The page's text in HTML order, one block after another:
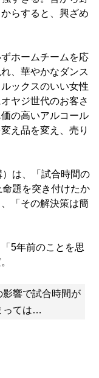
らすると、興ざめ
ホームチームを応
、華やかなダンス
ックスのいい女性
ヤジ世代のお客さ
の高いアルコール
え品を変え、売り
は、「試合時間の
題を突き付けたか
「その解決策は簡
5年前のことを思
影響で試合時間が
っては…